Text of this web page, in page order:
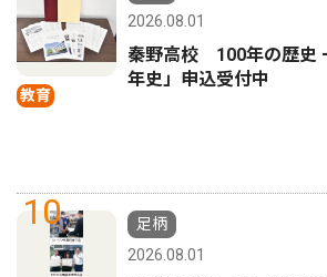
教育
2026.08.01
秦野高校 100年の歴史
年史」申込受付中
10
足柄
2026.08.01